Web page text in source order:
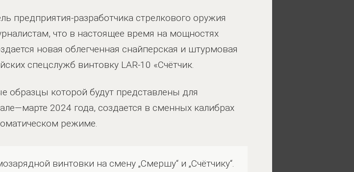
предприятия-разработчика стрелкового оружия
что в настоящее время на мощностях
новая облегченная снайперская и штурмовая
спецслужб винтовку LAR-10 «Счётчик.
образцы которой будут представлены для
2024 года, создается в сменных калибрах
режиме.
винтовки на смену „Смершу“ и „Счётчику“.